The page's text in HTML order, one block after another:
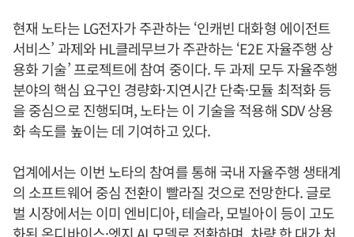
현재 노타는 LG전자가 주관하는 ‘인캐빈 대화형 에이전트
서비스’ 과제와 HL클레무브가 주관하는 ‘E2E 자율주행 상
용화 기술’ 프로젝트에 참여 중이다. 두 과제 모두 자율주행
분야의 핵심 요구인 경량화·지연시간 단축·모듈 최적화 등
을 중심으로 진행되며, 노타는 이 기술을 적용해 SDV 상용
화 속도를 높이는 데 기여하고 있다.
업계에서는 이번 노타의 참여를 통해 국내 자율주행 생태계
의 소프트웨어 중심 전환이 빨라질 것으로 전망한다. 글로
벌 시장에서는 이미 엔비디아, 테슬라, 모빌아이 등이 고도
화된 온디바이스·엣지 AI 모델로 전환하며, 차량 한 대가 처